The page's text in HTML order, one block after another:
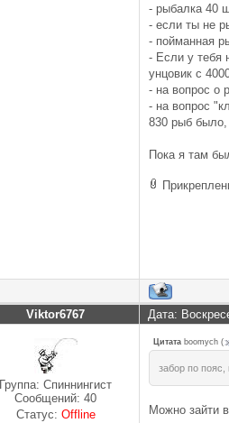
- рыбалка 40
- если ты не
- пойманная
- Если у тебя
унцовик с
- на вопрос о
- на вопрос
830 рыб
Пока я там
Viktor6767 Дата:
Группа: Спиннингист
Сообщений: 40
Статус: Offline
Цитата boomych (
забор по
Можно зайти